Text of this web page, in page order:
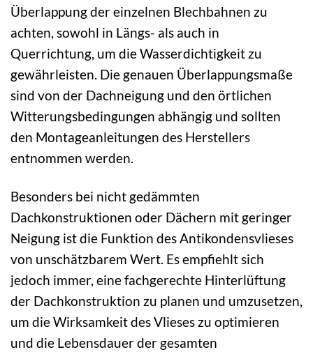
Überlappung der einzelnen Blechbahnen zu
achten, sowohl in Längs- als auch in
Querrichtung, um die Wasserdichtigkeit zu
gewährleisten. Die genauen Überlappungsmaße
sind von der Dachneigung und den örtlichen
Witterungsbedingungen abhängig und sollten
den Montageanleitungen des Herstellers
entnommen werden.
Besonders bei nicht gedämmten
Dachkonstruktionen oder Dächern mit geringer
Neigung ist die Funktion des Antikondensvlieses
von unschätzbarem Wert. Es empfiehlt sich
jedoch immer, eine fachgerechte Hinterlüftung
der Dachkonstruktion zu planen und umzusetzen,
um die Wirksamkeit des Vlieses zu optimieren
und die Lebensdauer der gesamten